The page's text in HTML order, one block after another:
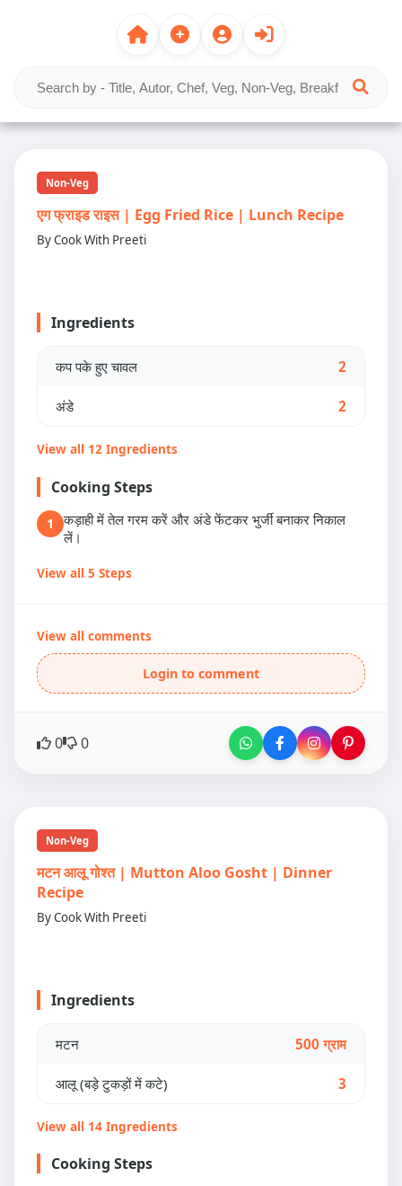
Non-Veg
एग फ्राइड राइस | Egg Fried Rice | Lunch Recipe
By Cook With Preeti
Ingredients
कप पके हुए चावल 2
अंडे 2
View all 12 Ingredients
Cooking Steps
1
कड़ाही में तेल गरम करें और अंडे फेंटकर भुर्जी बनाकर निकाल
लें।
View all 5 Steps
View all comments
Login to comment
0 0
Non-Veg
मटन आलू गोश्त | Mutton Aloo Gosht | Dinner
Recipe
By Cook With Preeti
Ingredients
मटन 500 ग्राम
आलू (बड़े टुकड़ों में कटे) 3
View all 14 Ingredients
Cooking Steps